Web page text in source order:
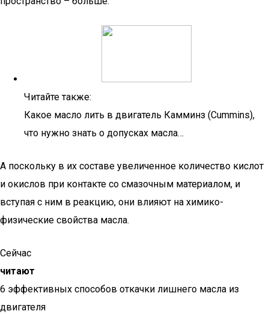
Читайте также:
Какое масло лить в двигатель Камминз (Cummins),
что нужно знать о допусках масла…
А поскольку в их составе увеличенное количество кислот
и окислов при контакте со смазочным материалом, и
вступая с ним в реакцию, они влияют на химико-
физические свойства масла.
Сейчас
читают
6 эффективных способов откачки лишнего масла из
двигателя